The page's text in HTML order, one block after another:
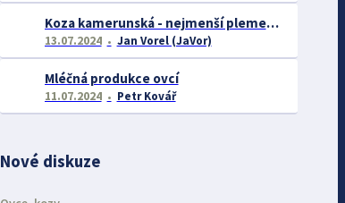
Koza kamerunská - nejmenší plemeno koz
13.07.2024 Jan Vorel (JaVor)
Mléčná produkce ovcí
11.07.2024 Petr Kovář
Nové diskuze